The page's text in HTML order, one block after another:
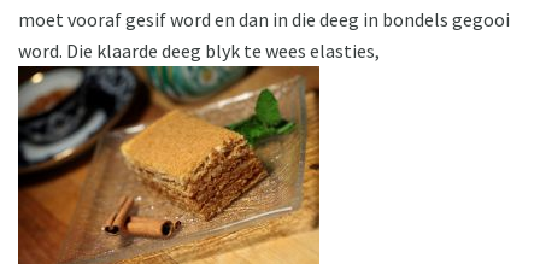
moet vooraf gesif word en dan in die deeg in bondels gegooi
word. Die klaarde deeg blyk te wees elasties,